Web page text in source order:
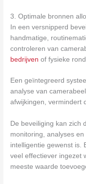
3. Optimale bronnen
In een versnipperd
handmatige,
controleren van
bedrijven of fysieke
Een geïntegreerd
analyse van
afwijkingen, vermindert
De beveiliging kan zich
monitoring, analyses
intelligentie gewenst is.
veel effectiever ingezet
meeste waarde